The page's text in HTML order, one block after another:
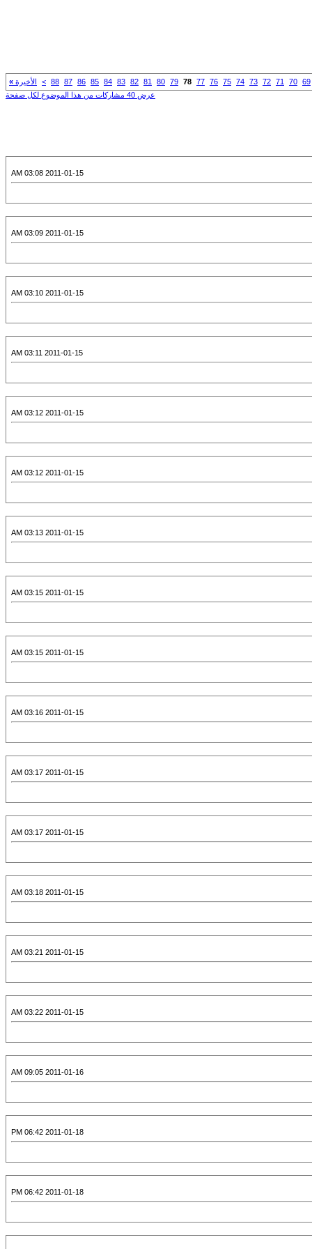
69
70
71
72
73
74
75
76
77
78
79
80
81
82
83
84
85
86
87
88
> الأخيرة »
عرض 40 مشاركات من هذا الموضوع لكل صفحة
2011-01-15 03:08 AM
2011-01-15 03:09 AM
2011-01-15 03:10 AM
2011-01-15 03:11 AM
2011-01-15 03:12 AM
2011-01-15 03:12 AM
2011-01-15 03:13 AM
2011-01-15 03:15 AM
2011-01-15 03:15 AM
2011-01-15 03:16 AM
2011-01-15 03:17 AM
2011-01-15 03:17 AM
2011-01-15 03:18 AM
2011-01-15 03:21 AM
2011-01-15 03:22 AM
2011-01-16 09:05 AM
2011-01-18 06:42 PM
2011-01-18 06:42 PM